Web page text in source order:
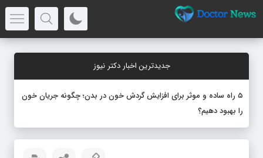
جدیدترین اخبار دکتر نیوز
۵ راه ساده و موثر برای افزایش گردش خون در بدن؛ چگونه جریان خون
را بهبود دهیم؟